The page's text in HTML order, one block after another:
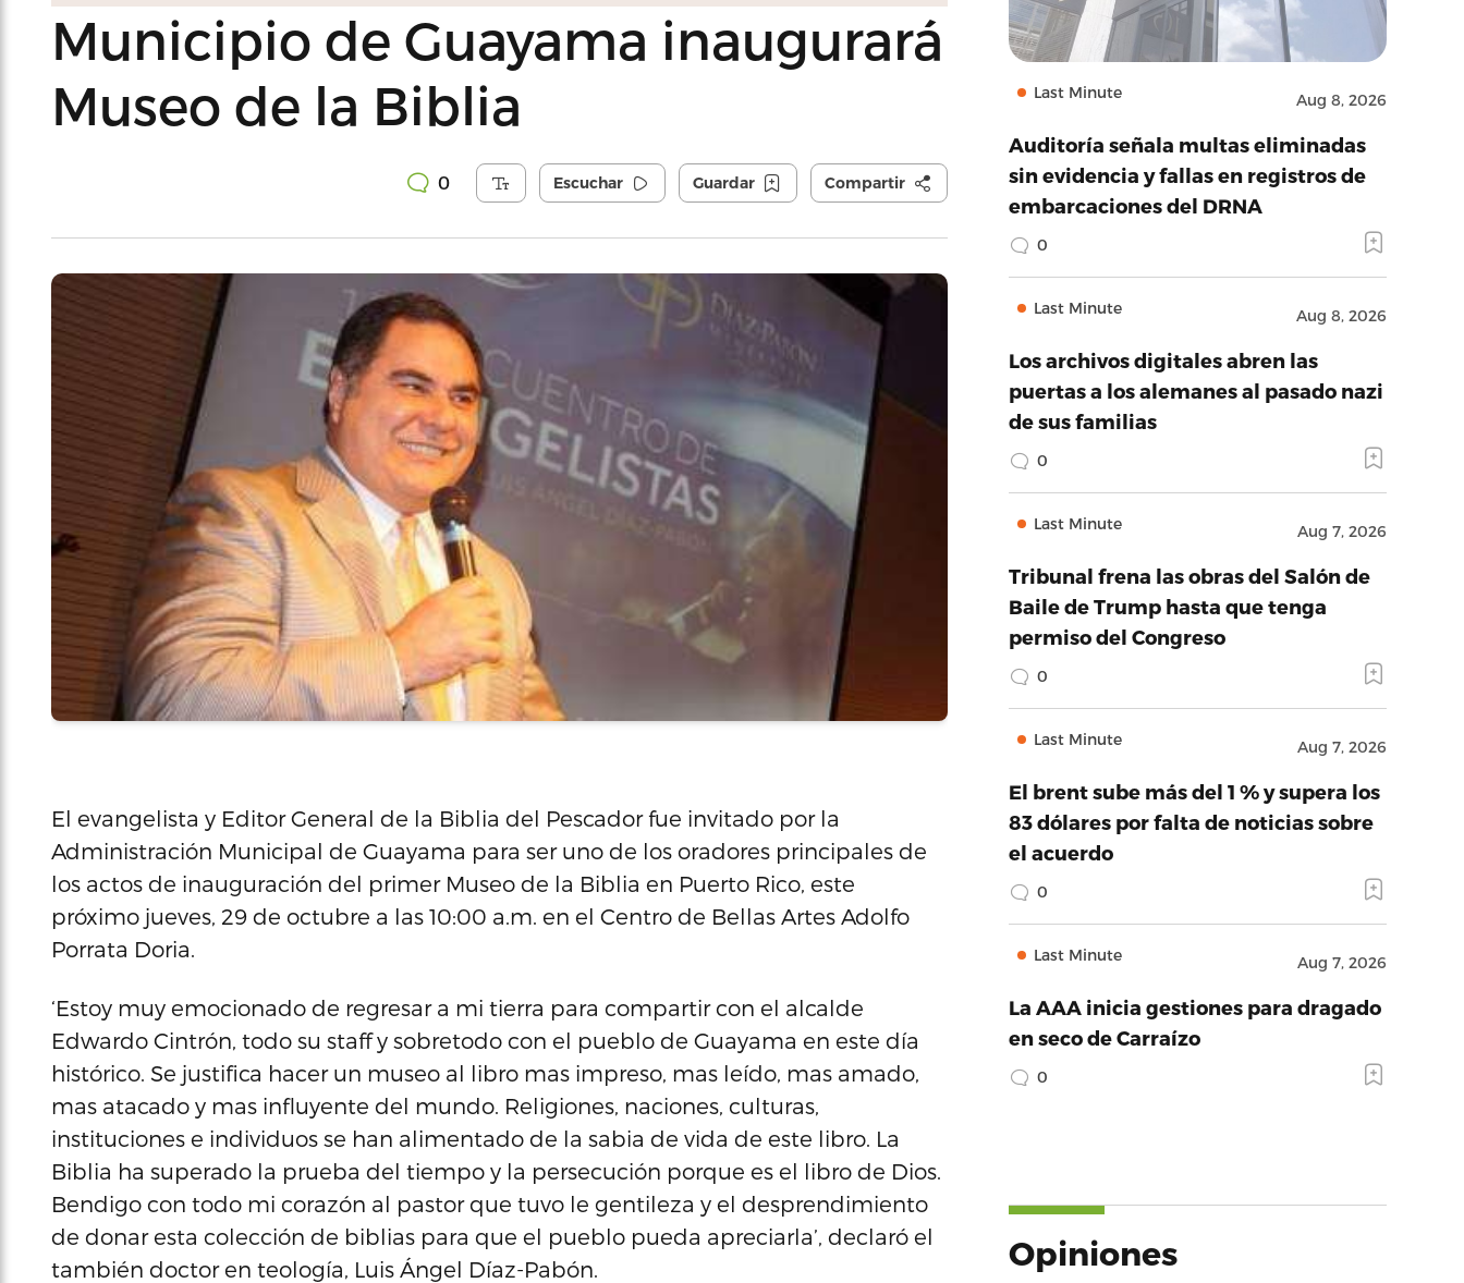
Municipio de Guayama inaugurará
Museo de la Biblia
0 Escuchar Guardar Compartir
El evangelista y Editor General de la Biblia del Pescador fue invitado por la
Administración Municipal de Guayama para ser uno de los oradores principales de
los actos de inauguración del primer Museo de la Biblia en Puerto Rico, este
próximo jueves, 29 de octubre a las 10:00 a.m. en el Centro de Bellas Artes Adolfo
Porrata Doria.
‘Estoy muy emocionado de regresar a mi tierra para compartir con el alcalde
Edwardo Cintrón, todo su staff y sobretodo con el pueblo de Guayama en este día
histórico. Se justifica hacer un museo al libro mas impreso, mas leído, mas amado,
mas atacado y mas influyente del mundo. Religiones, naciones, culturas,
instituciones e individuos se han alimentado de la sabia de vida de este libro. La
Biblia ha superado la prueba del tiempo y la persecución porque es el libro de Dios.
Bendigo con todo mi corazón al pastor que tuvo le gentileza y el desprendimiento
de donar esta colección de biblias para que el pueblo pueda apreciarla’, declaró el
también doctor en teología, Luis Ángel Díaz-Pabón.
Last Minute Aug 8, 2026
Auditoría señala multas eliminadas
sin evidencia y fallas en registros de
embarcaciones del DRNA
0
Last Minute Aug 8, 2026
Los archivos digitales abren las
puertas a los alemanes al pasado nazi
de sus familias
0
Last Minute Aug 7, 2026
Tribunal frena las obras del Salón de
Baile de Trump hasta que tenga
permiso del Congreso
0
Last Minute Aug 7, 2026
El brent sube más del 1 % y supera los
83 dólares por falta de noticias sobre
el acuerdo
0
Last Minute Aug 7, 2026
La AAA inicia gestiones para dragado
en seco de Carraízo
0
Opiniones